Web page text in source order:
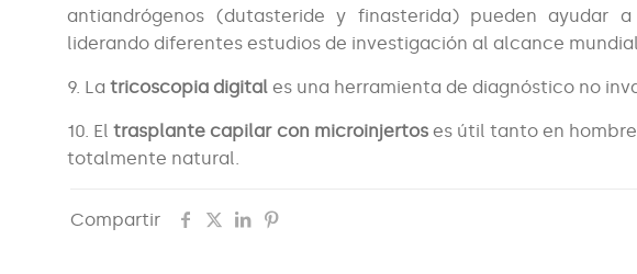
antiandrógenos (dutasteride y finasterida) pueden ayudar
liderando diferentes estudios de investigación al alcance
9. Latricoscopia digitales una herramienta de diagnóstico no
10. El trasplante capilar con microinjertoses útil tanto en
totalmente natural.
Compartir